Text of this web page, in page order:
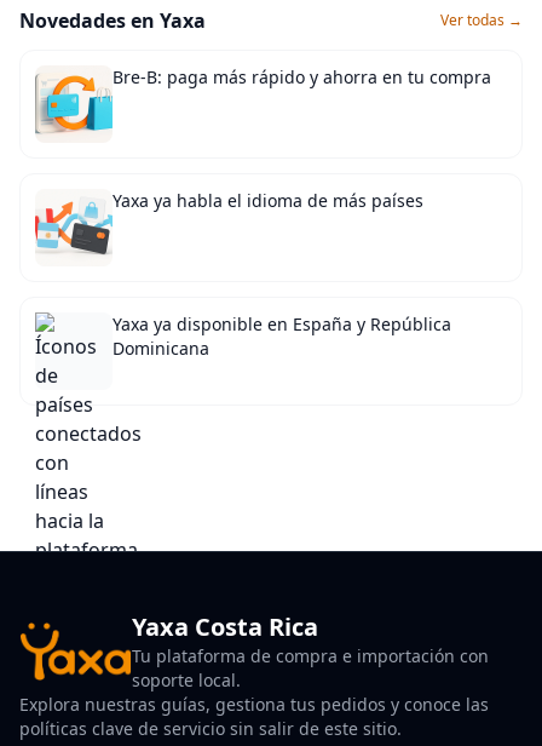
Novedades en Yaxa Ver todas →
Bre-B: paga más rápido y ahorra en tu compra
Yaxa ya habla el idioma de más países
Yaxa ya disponible en España y República
Dominicana
Yaxa Costa Rica
Tu plataforma de compra e importación con
soporte local.
Explora nuestras guías, gestiona tus pedidos y conoce las
políticas clave de servicio sin salir de este sitio.